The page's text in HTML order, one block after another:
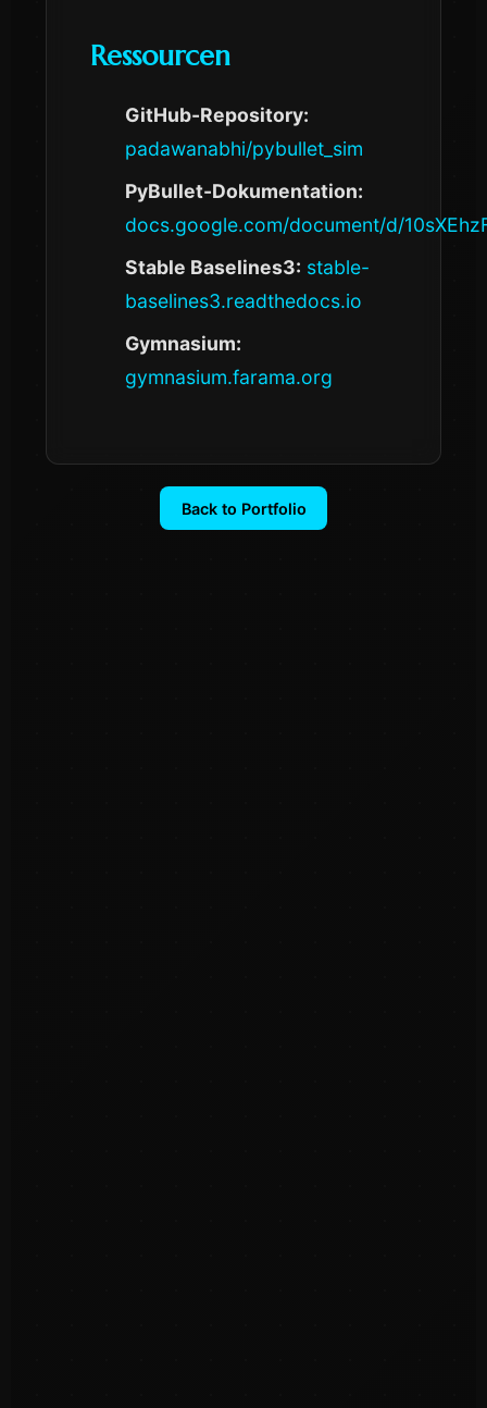
Ressourcen
GitHub-Repository:
padawanabhi/pybullet_sim
PyBullet-Dokumentation:
docs.google.com/document/d/
Stable Baselines3: stable-
baselines3.readthedocs.io
Gymnasium:
gymnasium.farama.org
Back to Portfolio